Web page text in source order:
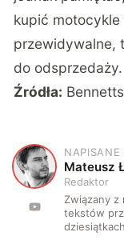
kupić motocykle
przewidywalne,
do odsprzedaży.
Źródła: Bennetts
M
NAPISANE
Mateusz
Redaktor
Związany z
tekstów